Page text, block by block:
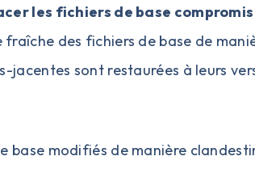
les fichiers de base compromis
fraîche des fichiers de base de
sont restaurées à leurs
base modifiés de manière